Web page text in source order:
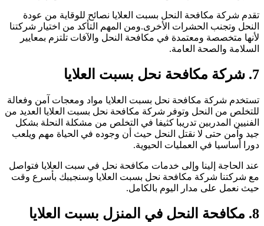
شركة مكافحة النحل بسبت العلايا نصائح للوقاية من عودة
وتجنب الحشرات الأخرى.ومن المهم التأكد من اختيار شركتنا
متخصصة ومعتمدة في مكافحة النحل والآفات تلتزم بمعايير
والصحة العامة.
بسبت العلايا
شركة مكافحة نحل بسبت العلايا مواد ومعجات آمن وفعالة
من النحل وتوفر شركة مكافحة نحل بسبت العلايا العديد من
المدربين تدريبا كثيفا في التخلص من مشكلة النحلة بشكل
وآمن حتى لا نقتل النحل حيث أن وجوده في الحياة مهم ويلعب
أساسيا في العمليات الحيوية.
الحاجة إلينا وإلى خدمات مكافحة نحل في سبت العلايا فتواصل
شركتنا شركة مكافحة نحل بسبت العلايا وسنجيبك بأسرع وقت
نعمل على مدار اليوم بالكامل.
بسبت العلايا